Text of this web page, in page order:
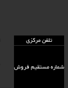
تلفن مرکزی
شماره مستقيم فروش